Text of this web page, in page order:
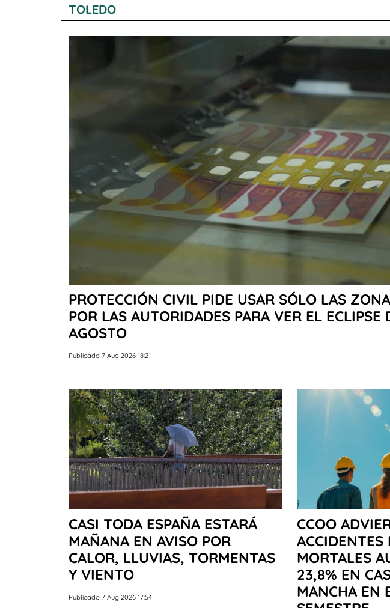
TOLEDO
PROTECCIÓN CIVIL PIDE USAR SÓLO LAS
POR LAS AUTORIDADES PARA VER EL ECLIPSE
AGOSTO
Publicado 7 Aug 2026 18:21
CASI TODA ESPAÑA ESTARÁ
MAÑANA EN AVISO POR
CALOR, LLUVIAS, TORMENTAS
Y VIENTO
Publicado 7 Aug 2026 17:54
CCOO
ACCIDENTES
MORTALES
23,8% EN
MANCHA EN